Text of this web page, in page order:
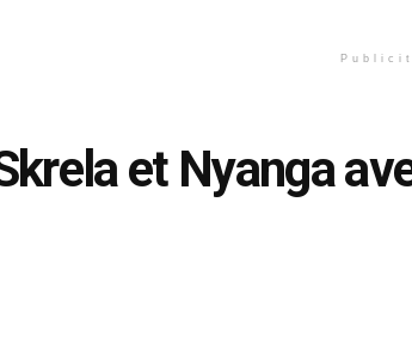
et Nyanga